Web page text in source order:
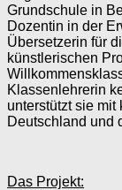
Grundschule in
Dozentin in der
Übersetzerin für
künstlerischen
Klassenlehrerin
unterstützt sie mit
Deutschland und
Das Projekt: